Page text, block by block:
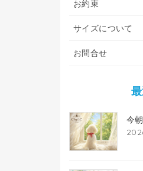
お約束
サイズについて
お問合せ
今